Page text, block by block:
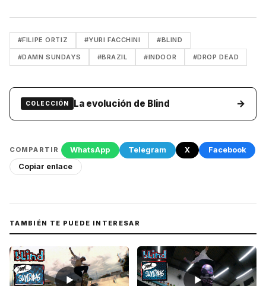
#FILIPE ORTIZ #YURI FACCHINI #BLIND
#DAMN SUNDAYS #BRAZIL #INDOOR #DROP DEAD
COLECCIÓN La evolución de Blind →
COMPARTIR WhatsApp Telegram X
Facebook
Copiar enlace
TAMBIÉN TE PUEDE INTERESAR
▶ ▶